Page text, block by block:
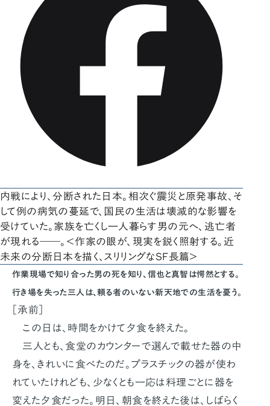
内戦により、分断された日本。相次ぐ震災と原発事故、そ
して例の病気の蔓延で、国民の生活は壊滅的な影響を
受けていた。家族を亡くし一人暮らす男の元へ、逃亡者
が現れる――。＜作家の眼が、現実を鋭く照射する。近
未来の分断日本を描く、スリリングなSF長篇＞
作業現場で知り合った男の死を知り、信也と真智は愕然とする。
行き場を失った三人は、頼る者のいない新天地での生活を憂う。
［承前］
この日は、時間をかけて夕食を終えた。
三人とも、食堂のカウンターで選んで載せた器の中
身を、きれいに食べたのだ。プラスチックの器が使わ
れていたけれども、少なくとも一応は料理ごとに器を
変えた夕食だった。明日、朝食を終えた後は、しばらく